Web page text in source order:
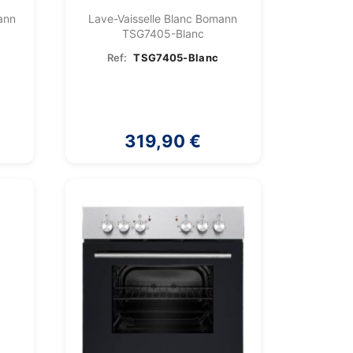
Lave-Vaisselle Blanc Bomann
TSG7405-Blanc
Ref: TSG7405-Blanc
319,90 €